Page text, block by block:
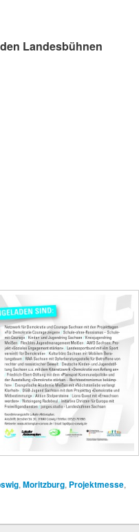
Landesbühnen
, Moritzburg, Projektmesse,